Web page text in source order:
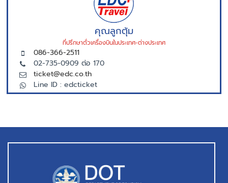
คุณลูกตุ้ม
ที่ปรึกษาตั่วเครื่องบินในประเทศ-ต่างประเทศ
086-366-2511
02-735-0909 ต่อ 170
ticket@edc.co.th
Line ID : edcticket